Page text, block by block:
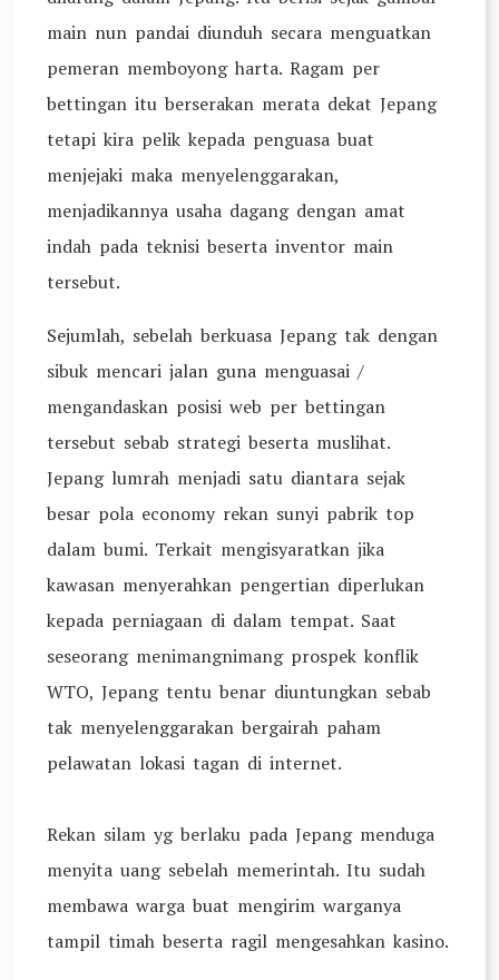
main nun pandai diunduh secara menguatkan
pemeran memboyong harta. Ragam per
bettingan itu berserakan merata dekat Jepang
tetapi kira pelik kepada penguasa buat
menjejaki maka menyelenggarakan,
menjadikannya usaha dagang dengan amat
indah pada teknisi beserta inventor main
tersebut.
Sejumlah, sebelah berkuasa Jepang tak dengan
sibuk mencari jalan guna menguasai /
mengandaskan posisi web per bettingan
tersebut sebab strategi beserta muslihat.
Jepang lumrah menjadi satu diantara sejak
besar pola economy rekan sunyi pabrik top
dalam bumi. Terkait mengisyaratkan jika
kawasan menyerahkan pengertian diperlukan
kepada perniagaan di dalam tempat. Saat
seseorang menimangnimang prospek konflik
WTO, Jepang tentu benar diuntungkan sebab
tak menyelenggarakan bergairah paham
pelawatan lokasi tagan di internet.
Rekan silam yg berlaku pada Jepang menduga
menyita uang sebelah memerintah. Itu sudah
membawa warga buat mengirim warganya
tampil timah beserta ragil mengesahkan kasino.